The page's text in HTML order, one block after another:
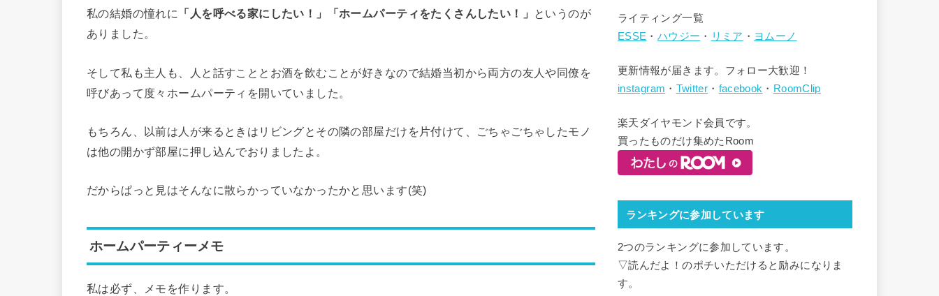
私の結婚の憧れに 「人を呼べる家にしたい！」「ホームパーティをたくさんしたい！」
というのが
ありました。
そして私も主人も、人と話すこととお酒を飲むことが好きなので結婚当初から両方の友人や同僚を
呼びあって度々ホームパーティを開いていました。
もちろん、以前は人が来るときはリビングとその隣の部屋だけを片付けて、ごちゃごちゃしたモノ
は他の開かず部屋に押し込んでおりましたよ。
だからぱっと見はそんなに散らかっていなかったかと思います(笑)
ホームパーティーメモ
私は必ず、メモを作ります。
ライティング一覧
ESSE ・ ハウジー ・ リミア ・ ヨムーノ
更新情報が届きます。フォロー大歓迎！
instagram ・ Twitter ・ facebook ・ RoomClip
楽天ダイヤモンド会員です。
買ったものだけ集めたRoom
ランキングに参加しています
2つのランキングに参加しています。
▽読んだよ！のポチいただけると励みになりま
す。